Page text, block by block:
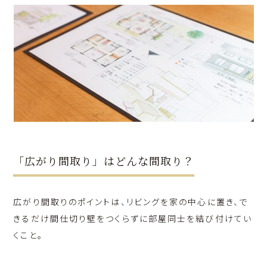
「広がり間取り」はどんな間取り？
広がり間取りのポイントは、リビングを家の中心に置き、で
きるだけ間仕切り壁をつくらずに部屋同士を結び付けてい
くこと。